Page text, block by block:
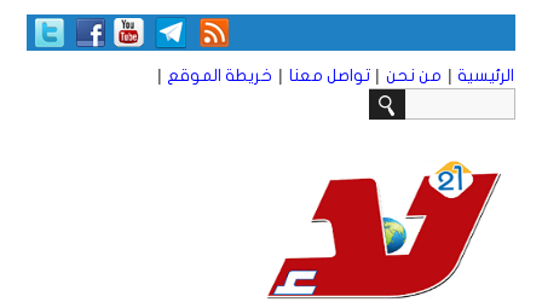
الرئيسية | من نحن | تواصل معنا | خريطة الموقع |